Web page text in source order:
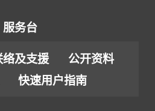
服务台
络及支援
公开资料
快速用户指南